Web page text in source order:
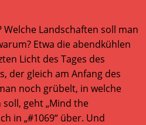
Landschaften soll man
Etwa die abendkühlen
Licht des Tages des
der gleich am Anfang des
noch grübelt, in welche
geht „Mind the
in „#1069“ über. Und